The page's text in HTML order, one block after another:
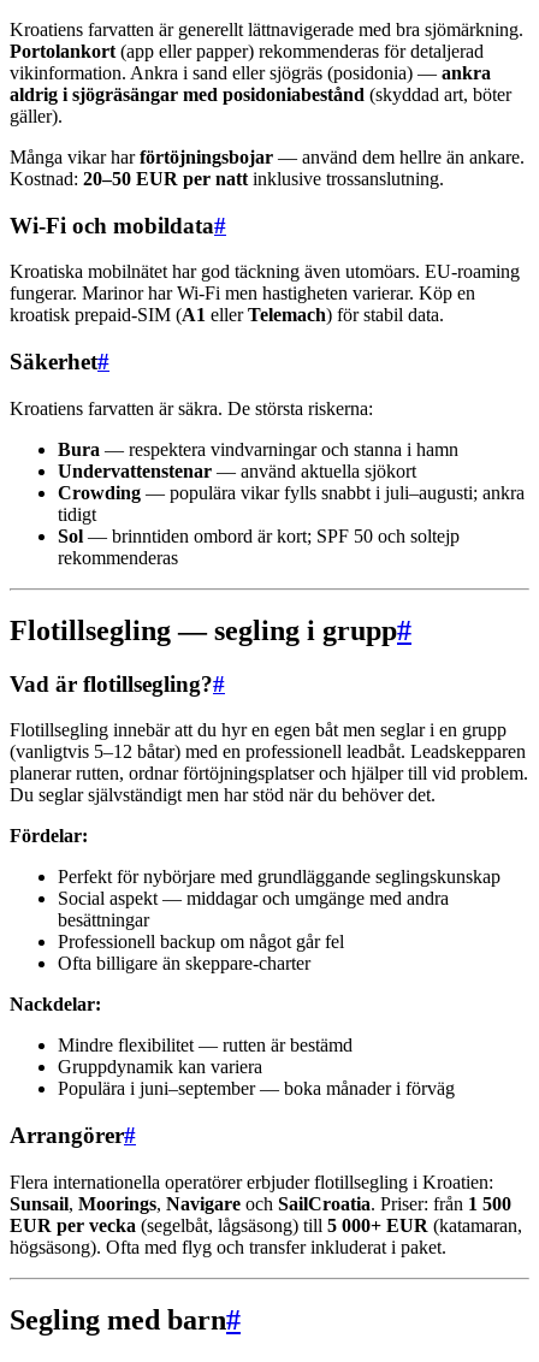
Kroatiens farvatten är generellt lättnavigerade med bra sjömärkning.
Portolankort (app eller papper) rekommenderas för detaljerad
vikinformation. Ankra i sand eller sjögräs (posidonia) — ankra
aldrig i sjögräsängar med posidoniabestånd (skyddad art, böter
gäller).
Många vikar harförtöjningsbojar — använd dem hellre än ankare.
Kostnad: 20–50 EUR per natt inklusive trossanslutning.
Wi-Fi och mobildata#
Kroatiska mobilnätet har god täckning även utomöars. EU-roaming
fungerar. Marinor har Wi-Fi men hastigheten varierar. Köp en
kroatisk prepaid-SIM (A1 ellerTelemach) för stabil data.
Säkerhet#
Kroatiens farvatten är säkra. De största riskerna:
Bura — respektera vindvarningar och stanna i hamn
Undervattenstenar — använd aktuella sjökort
Crowding — populära vikar fylls snabbt i juli–augusti; ankra
tidigt
Sol — brinntiden ombord är kort; SPF 50 och soltejp
rekommenderas
Flotillsegling — segling i grupp#
Vad är flotillsegling?#
Flotillsegling innebär att du hyr en egen båt men seglar i en grupp
(vanligtvis 5–12 båtar) med en professionell leadbåt. Leadskepparen
planerar rutten, ordnar förtöjningsplatser och hjälper till vid problem.
Du seglar självständigt men har stöd när du behöver det.
Fördelar:
Perfekt för nybörjare med grundläggande seglingskunskap
Social aspekt — middagar och umgänge med andra
besättningar
Professionell backup om något går fel
Ofta billigare än skeppare-charter
Nackdelar:
Mindre flexibilitet — rutten är bestämd
Gruppdynamik kan variera
Populära i juni–september — boka månader i förväg
Arrangörer#
Flera internationella operatörer erbjuder flotillsegling i Kroatien:
Sunsail, Moorings, Navigare och SailCroatia. Priser: från 1 500
EUR per vecka (segelbåt, lågsäsong) till 5 000+ EUR (katamaran,
högsäsong). Ofta med flyg och transfer inkluderat i paket.
Segling med barn#